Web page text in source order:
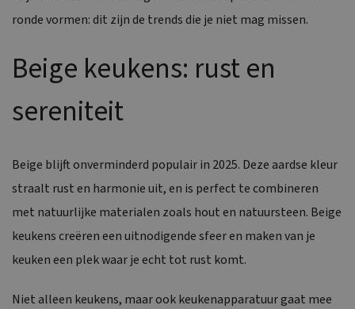
ronde vormen: dit zijn de trends die je niet mag missen.
Beige keukens: rust en
sereniteit
Beige blijft onverminderd populair in 2025. Deze aardse kleur
straalt rust en harmonie uit, en is perfect te combineren
met natuurlijke materialen zoals hout en natuursteen. Beige
keukens creëren een uitnodigende sfeer en maken van je
keuken een plek waar je echt tot rust komt.
Niet alleen keukens, maar ook keukenapparatuur gaat mee